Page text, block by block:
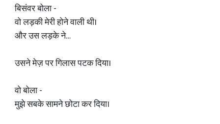
बिसंवर बोला -
वो लड़की मेरी होने वाली थी।
और उस लड़के ने…
उसने मेज़ पर गिलास पटक दिया।
वो बोला -
मुझे सबके सामने छोटा कर दिया।